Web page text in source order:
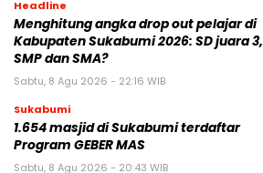
Headline
Menghitung angka drop out pelajar di
Kabupaten Sukabumi 2026: SD juara 3,
SMP dan SMA?
Sabtu, 8 Agu 2026 - 22:16 WIB
Sukabumi
1.654 masjid di Sukabumi terdaftar
Program GEBER MAS
Sabtu, 8 Agu 2026 - 20:43 WIB